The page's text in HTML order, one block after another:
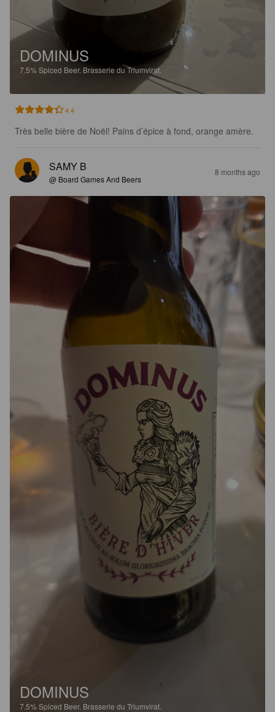
DOMINUS
7.5% Spiced Beer. Brasserie du Triumvirat.
4.4
Très belle bière de Noël! Pains d’épice à fond, orange amère.
SAMY B
@ Board Games And Beers
8 months ago
DOMINUS
7.5% Spiced Beer. Brasserie du Triumvirat.